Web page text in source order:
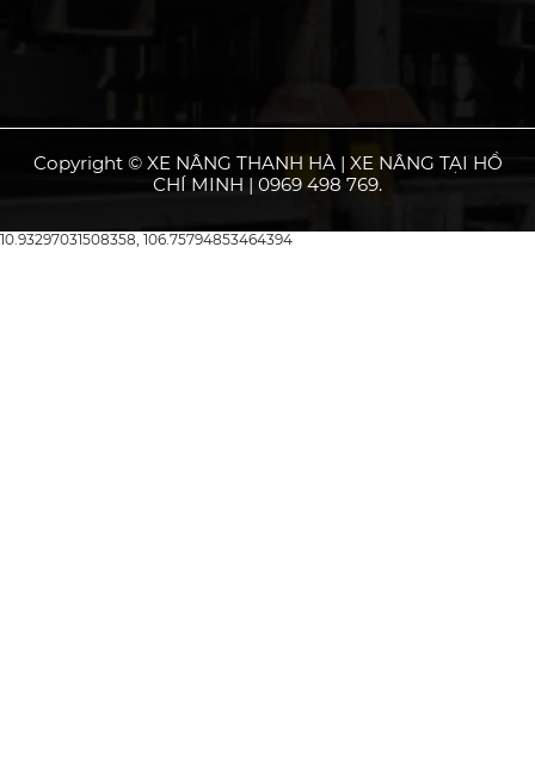
Copyright © XE NÂNG THANH HÀ | XE NÂNG TẠI HỒ
CHÍ MINH | 0969 498 769.
10.93297031508358, 106.75794853464394